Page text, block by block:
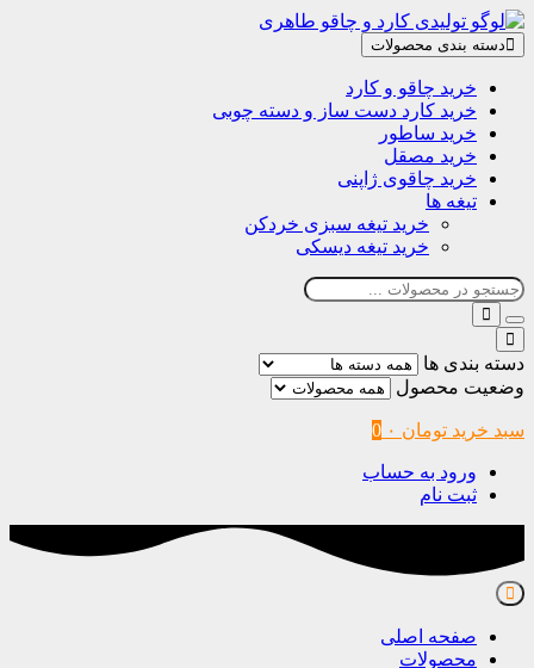
دسته بندی محصولات
خرید چاقو و کارد
خرید کارد دست ساز و دسته چوبی
خرید ساطور
خرید مصقل
خرید چاقوی ژاپنی
تیغه ها
خرید تیغه سبزی خردکن
خرید تیغه دیسکی
دسته بندی ها
وضعیت محصول
سبد خرید تومان 0
ورود به حساب
ثبت نام
صفحه اصلی
محصولات